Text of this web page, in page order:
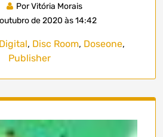
Por Vitória Morais
de 2020 às 14:42
, Disc Room, Doseone,
Publisher